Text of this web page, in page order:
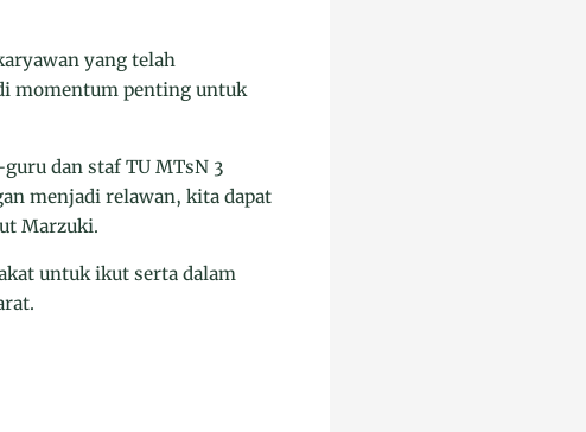
yang telah
momentum penting untuk
dan staf TU MTsN 3
menjadi relawan, kita dapat
Marzuki.
untuk ikut serta dalam